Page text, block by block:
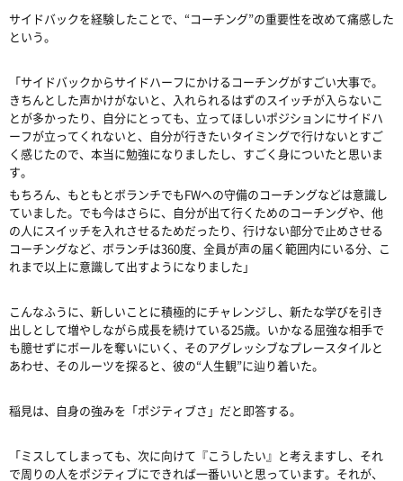
サイドバックを経験したことで、“コーチング”の重要性を改めて痛感した
という。
「サイドバックからサイドハーフにかけるコーチングがすごい大事で。
きちんとした声かけがないと、入れられるはずのスイッチが入らないこ
とが多かったり、自分にとっても、立ってほしいポジションにサイドハ
ーフが立ってくれないと、自分が行きたいタイミングで行けないとすご
く感じたので、本当に勉強になりましたし、すごく身についたと思いま
す。
もちろん、もともとボランチでもFWへの守備のコーチングなどは意識し
ていました。でも今はさらに、自分が出て行くためのコーチングや、他
の人にスイッチを入れさせるためだったり、行けない部分で止めさせる
コーチングなど、ボランチは360度、全員が声の届く範囲内にいる分、こ
れまで以上に意識して出すようになりました」
こんなふうに、新しいことに積極的にチャレンジし、新たな学びを引き
出しとして増やしながら成長を続けている25歳。いかなる屈強な相手で
も臆せずにボールを奪いにいく、そのアグレッシブなプレースタイルと
あわせ、そのルーツを探ると、彼の“人生観”に辿り着いた。
稲見は、自身の強みを「ポジティブさ」だと即答する。
「ミスしてしまっても、次に向けて『こうしたい』と考えますし、それ
で周りの人をポジティブにできれば一番いいと思っています。それが、